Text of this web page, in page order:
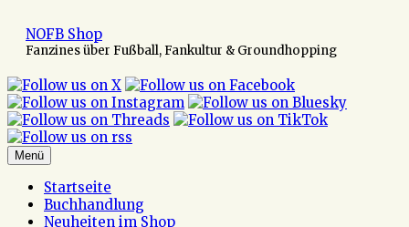
Inhalt
springen
NOFB Shop
Fanzines über Fußball, Fankultur & Groundhopping
Menü
Startseite
Buchhandlung
Neuheiten im Shop